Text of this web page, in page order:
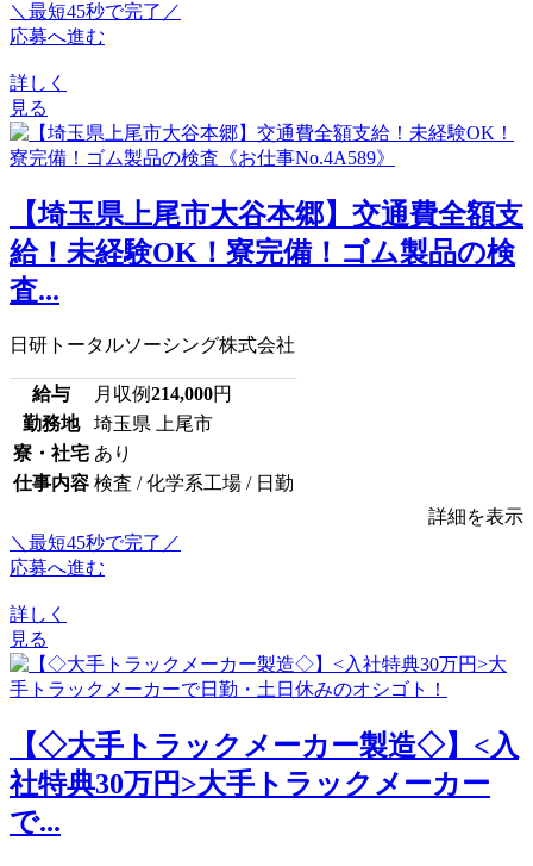
＼最短45秒で完了／
応募へ進む
詳しく
見る
【埼玉県上尾市大谷本郷】交通費全額支
給！未経験OK！寮完備！ゴム製品の検
査...
日研トータルソーシング株式会社
給与 月収例214,000円
勤務地
埼玉県 上尾市
寮・社宅 あり
仕事内容 検査 / 化学系工場 / 日勤
詳細を表示
＼最短45秒で完了／
応募へ進む
詳しく
見る
【◇大手トラックメーカー製造◇】<入
社特典30万円>大手トラックメーカー
で...